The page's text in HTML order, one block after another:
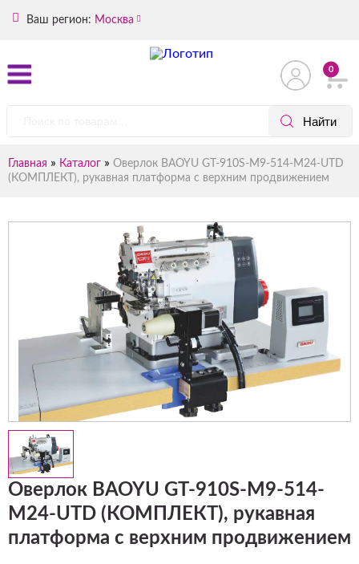
Ваш регион: Москва
0
Главная » Каталог » Оверлок BAOYU GT-910S-M9-514-M24-UTD
(КОМПЛЕКТ), рукавная платформа с верхним продвижением
Оверлок BAOYU GT-910S-M9-514-
M24-UTD (КОМПЛЕКТ), рукавная
платформа с верхним продвижением